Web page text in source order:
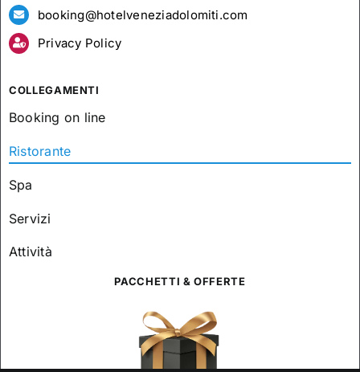
booking@hotelveneziadolomiti.com
Privacy Policy
COLLEGAMENTI
Booking on line
Ristorante
Spa
Servizi
Attività
PACCHETTI & OFFERTE